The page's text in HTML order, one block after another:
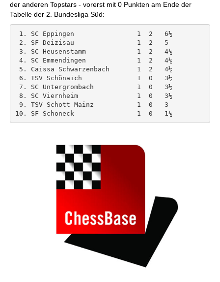
der anderen Topstars - vorerst mit 0 Punkten am Ende der
Tabelle der 2. Bundesliga Süd: